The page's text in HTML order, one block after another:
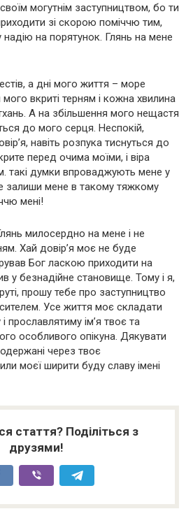
могутнім заступництвом, бо ти
зі скорою поміччю тим,
надію на порятунок. Глянь на мене
а дні мого життя – море
вкриті терням і кожна хвилина
А на збільшення мого нещастя
до мого серця. Неспокій,
навіть розпука тиснуться до
перед очима моїми, і віра
такі думки впроваджують мене у
залиши мене в такому тяжкому
мені!
милосердно на мене і не
Хай довір’я моє не буде
Бог ласкою приходити на
у безнадійне становище. Тому і я,
прошу тебе про заступництво
Усе життя моє складати
прославлятиму ім’я твоє та
особливого опікуна. Дякувати
через твоє
моєї ширити буду славу імені
стаття? Поділіться з
друзями!